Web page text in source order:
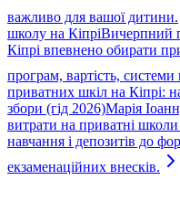
важливо для вашої дитини.
школу на КіпріВичерпний
Кіпрі впевнено обирати
програм, вартість,
приватних шкіл на Кіпрі:
збори (гід 2026)Марія
витрати на приватні школи
навчання і депозитів до
екзаменаційних внесків.